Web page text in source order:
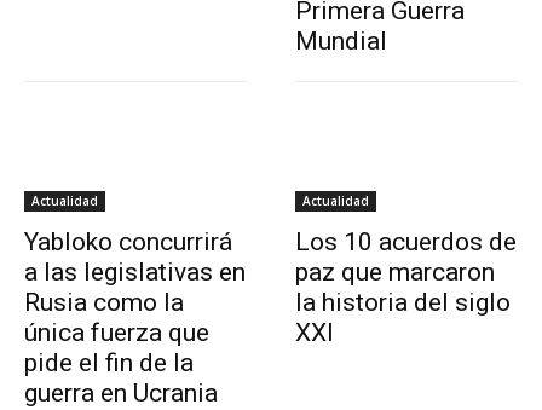
Primera Guerra
Mundial
Actualidad
Yabloko concurrirá
a las legislativas en
Rusia como la
única fuerza que
pide el fin de la
guerra en Ucrania
Actualidad
Los 10 acuerdos de
paz que marcaron
la historia del siglo
XXI